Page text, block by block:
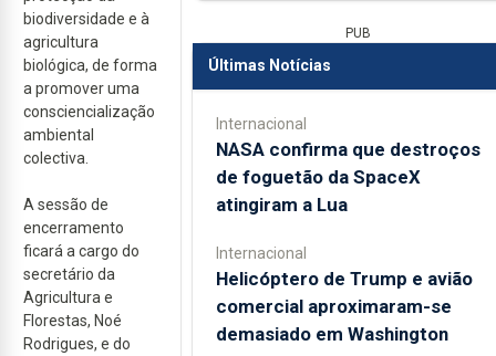
biodiversidade e à
agricultura
biológica, de forma
a promover uma
consciencialização
ambiental
colectiva.
A sessão de
encerramento
ficará a cargo do
secretário da
Agricultura e
Florestas, Noé
Rodrigues, e do
PUB
Últimas Notícias
Internacional
NASA confirma que destroços
de foguetão da SpaceX
atingiram a Lua
Internacional
Helicóptero de Trump e avião
comercial aproximaram-se
demasiado em Washington